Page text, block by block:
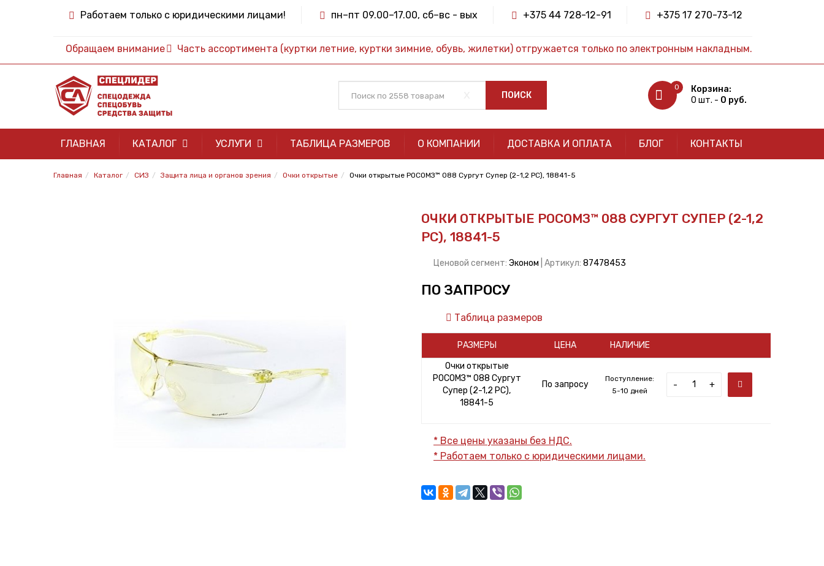
Работаем только с юридическими лицами! пн–пт 09.00–17.00, сб–вс - вых +375 44 728-12-91 +375 17 270-73-12
Обращаем внимание Часть ассортимента (куртки летние, куртки зимние, обувь, жилетки) отгружается только по электронным накладным.
ПОИСК
0
Корзина:
0 шт. - 0 руб.
ГЛАВНАЯ КАТАЛОГ УСЛУГИ ТАБЛИЦА РАЗМЕРОВ О КОМПАНИИ ДОСТАВКА И ОПЛАТА БЛОГ КОНТАКТЫ
Главная Каталог СИЗ Защита лица и органов зрения Очки открытые Очки открытые РОСОМЗ™ 088 Сургут Супер (2-1,2 PС), 18841-5
ОЧКИ ОТКРЫТЫЕ РОСОМЗ™ 088 СУРГУТ СУПЕР (2-1,2
PС), 18841-5
Ценовой сегмент: Эконом | Артикул: 87478453
ПО ЗАПРОСУ
Таблица размеров
РАЗМЕРЫ ЦЕНА
НАЛИЧИЕ
Очки открытые
РОСОМЗ™ 088 Сургут
Супер (2-1,2 PС),
18841-5
По запросу
Поступление:
5-10 дней
- +
* Все цены указаны без НДС.
* Работаем только с юридическими лицами.